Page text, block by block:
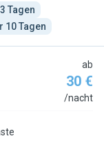
Tagen
10 Tagen
ab
30 €
/nacht